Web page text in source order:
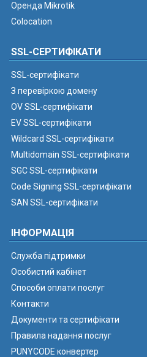
Оренда Mikrotik
Colocation
SSL-СЕРТИФІКАТИ
SSL-сертифікати
З перевіркою домену
OV SSL-сертифікати
EV SSL-сертифікати
Wildcard SSL-сертифікати
Multidomain SSL-сертифікати
SGC SSL-сертифікати
Code Signing SSL-сертифікати
SAN SSL-сертифікати
ІНФОРМАЦІЯ
Служба підтримки
Особистий кабінет
Способи оплати послуг
Контакти
Документи та сертифікати
Правила надання послуг
PUNYCODE конвертер